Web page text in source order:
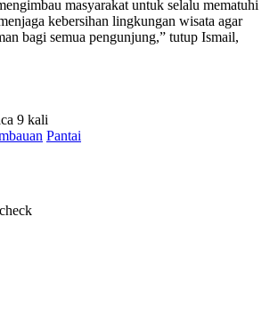
masyarakat untuk selalu mematuhi
kebersihan lingkungan wisata agar
bagi semua pengunjung,” tutup Ismail,
9 kali
Pantai